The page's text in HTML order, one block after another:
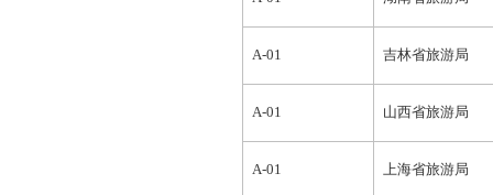
A-01 吉林省旅游局
A-01 山西省旅游局
A-01 上海省旅游局